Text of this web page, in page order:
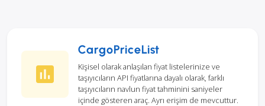
CargoPriceList
Kişisel olarak anlaşılan fiyat listelerinize ve
taşıyıcıların API fiyatlarına dayalı olarak, farklı
taşıyıcıların navlun fiyat tahminini saniyeler
içinde gösteren araç. Ayrı erişim de mevcuttur.